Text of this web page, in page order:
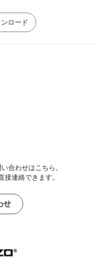
ロード
合わせはこちら。
接連絡できます。
せ